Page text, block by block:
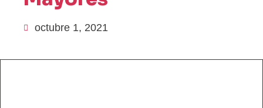
octubre 1, 2021